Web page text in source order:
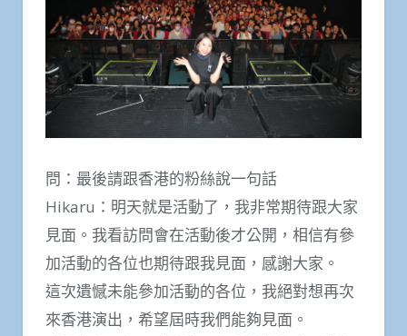
問：最後請跟香港的粉絲說一句話
Hikaru：明天就是活動了，我非常期待跟大家
見面。我看訪問會在活動後才公開，相信有參
加活動的各位也期待跟我見面，感謝大家。
這次遺憾未能參加活動的各位，我絕對想再次
來香港演出，希望屆時我們能夠見面。